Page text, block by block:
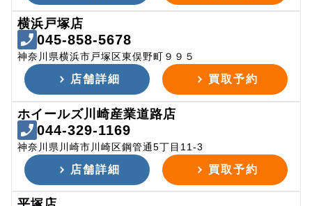
横浜戸塚店
045-858-5678
神奈川県横浜市戸塚区東俣野町９９５
店舗詳細 買取予約
ホイールズ川崎産業道路店
044-329-1169
神奈川県川崎市川崎区鋼管通5丁目11-3
店舗詳細 買取予約